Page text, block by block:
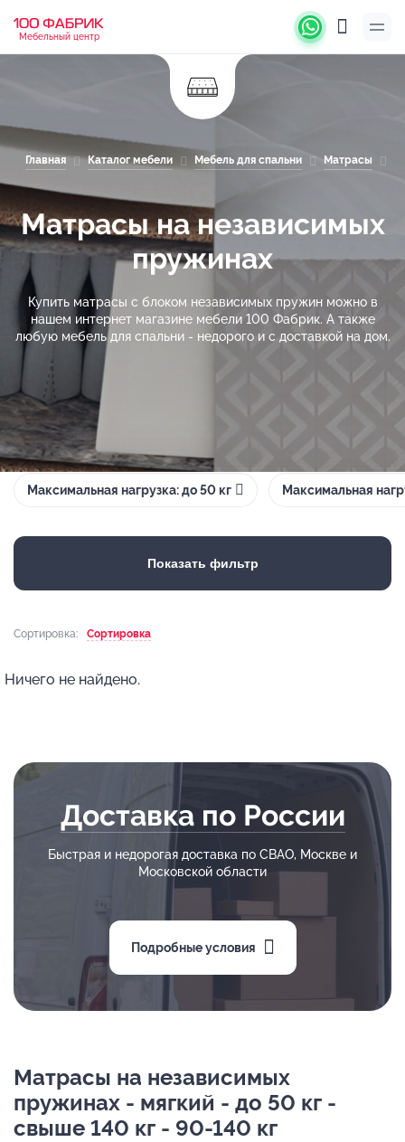
Мебельный центр
Главная Каталог мебели Мебель для спальни Матрасы
Матрасы на независимых
пружинах
Купить матрасы с блоком независимых пружин можно в
нашем интернет магазине мебели 100 Фабрик. А также
любую мебель для спальни - недорого и с доставкой на дом.
Максимальная нагрузка: до 50 кг Максимальная
Показать фильтр
Сортировка: Сортировка
Ничего не найдено.
Доставка по России
Быстрая и недорогая доставка по СВАО, Москве и
Московской области
Подробные условия
Матрасы на независимых
пружинах - мягкий - до 50 кг -
свыше 140 кг - 90-140 кг